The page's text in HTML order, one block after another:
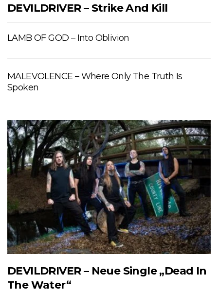
DEVILDRIVER – Strike And Kill
LAMB OF GOD – Into Oblivion
MALEVOLENCE – Where Only The Truth Is
Spoken
DEVILDRIVER – Neue Single „Dead In
The Water“